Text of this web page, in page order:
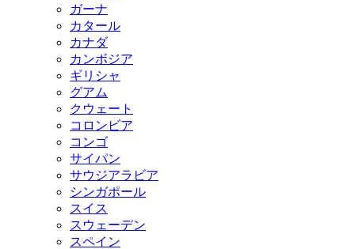
ガーナ
カタール
カナダ
カンボジア
ギリシャ
グアム
クウェート
コロンビア
コンゴ
サイパン
サウジアラビア
シンガポール
スイス
スウェーデン
スペイン